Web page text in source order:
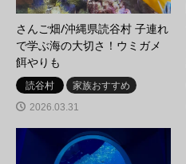
さんご畑/沖縄県読谷村 子連れ
で学ぶ海の大切さ！ウミガメ
餌やりも
読谷村 家族おすすめ
2026.03.31